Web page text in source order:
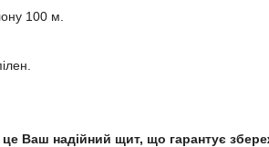
100 м.
Ваш надійний щит, що гарантує